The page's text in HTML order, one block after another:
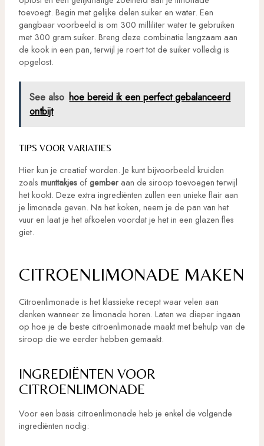
toevoegt. Begin met gelijke delen suiker en water. Een
gangbaar voorbeeld is om 300 milliliter water te gebruiken
met 300 gram suiker. Breng deze combinatie langzaam aan
de kook in een pan, terwijl je roert tot de suiker volledig is
opgelost.
See also hoe bereid ik een perfect gebalanceerd
ontbijt
TIPS VOOR VARIATIES
Hier kun je creatief worden. Je kunt bijvoorbeeld kruiden
zoals munttakjesofgemberaan de siroop toevoegen terwijl
het kookt. Deze extra ingrediënten zullen een unieke flair aan
je limonade geven. Na het koken, neem je de pan van het
vuur en laat je het afkoelen voordat je het in een glazen fles
giet.
CITROENLIMONADE MAKEN
Citroenlimonade is het klassieke recept waar velen aan
denken wanneer ze limonade horen. Laten we dieper ingaan
op hoe je de beste citroenlimonade maakt met behulp van de
siroop die we eerder hebben gemaakt.
INGREDIËNTEN VOOR
CITROENLIMONADE
Voor een basis citroenlimonade heb je enkel de volgende
ingrediënten nodig: